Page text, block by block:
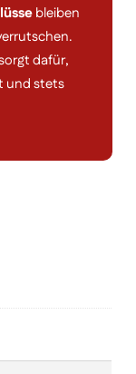
bleiben
dafür,
und stets